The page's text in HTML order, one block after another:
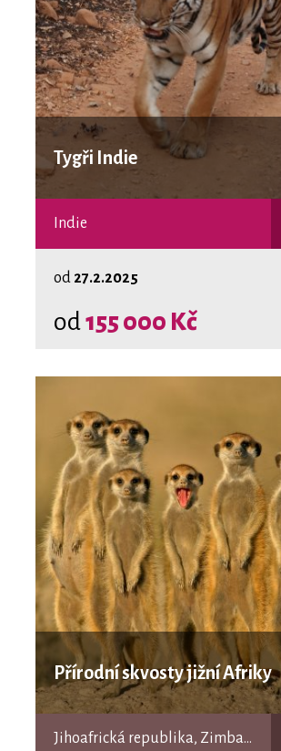
Tygři Indie
Indie
od 27.2.2025
od155 000 Kč
Přírodní skvosty jižní Afriky
Jihoafrická republika, Zimbabwe, Lesotho, Svazijsko, Botswana